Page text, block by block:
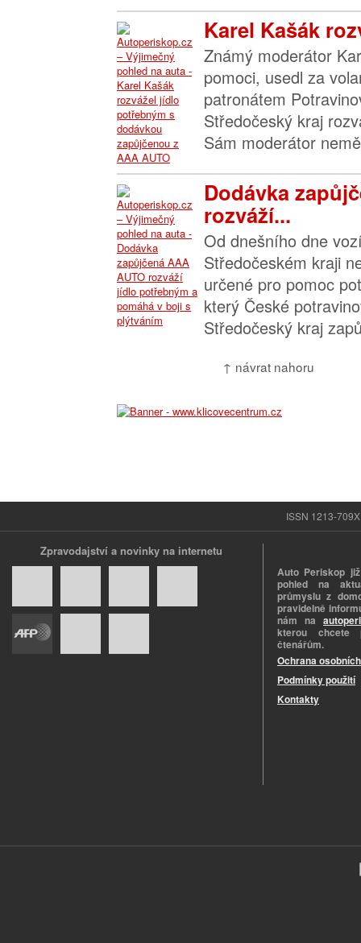
Karel Kašák
Známý moderátor
pomoci, usedl za
patronátem
Středočeský kraj
Sám moderátor
Dodávka
rozváží...
Od dnešního dne
Středočeském kraji
určené pro pomoc
který České
Středočeský kraj
↑ návrat nahoru
ISSN 1213-
Zpravodajství a novinky na internetu
Auto Periskop
pohled na
průmyslu z
pravidelně
nám na
kterou chcete
čtenářům.
Ochrana
Podmínky použití
Kontakty